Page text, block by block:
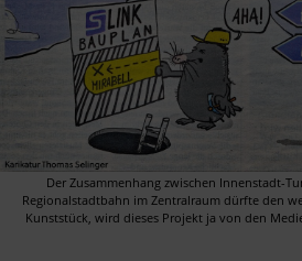
Der Zusammenhang zwischen Innenstadt-
Regionalstadtbahn im Zentralraum dürfte den
Kunststück, wird dieses Projekt ja von den